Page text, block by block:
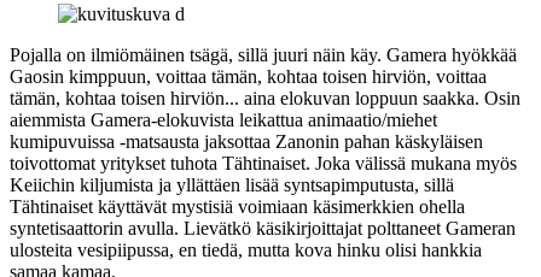
Pojalla on ilmiömäinen tsägä, sillä juuri näin käy. Gamera hyökkää
Gaosin kimppuun, voittaa tämän, kohtaa toisen hirviön, voittaa
tämän, kohtaa toisen hirviön... aina elokuvan loppuun saakka. Osin
aiemmista Gamera-elokuvista leikattua animaatio/miehet
kumipuvuissa ‑matsausta jaksottaa Zanonin pahan käskyläisen
toivottomat yritykset tuhota Tähtinaiset. Joka välissä mukana myös
Keiichin kiljumista ja yllättäen lisää syntsapimputusta, sillä
Tähtinaiset käyttävät mystisiä voimiaan käsimerkkien ohella
syntetisaattorin avulla. Lievätkö käsikirjoittajat polttaneet Gameran
ulosteita vesipiipussa, en tiedä, mutta kova hinku olisi hankkia
samaa kamaa.